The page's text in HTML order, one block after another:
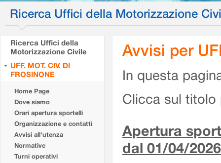
Ricerca Uffici della Motorizzazione
Ricerca Uffici della
Motorizzazione Civile
UFF. MOT. CIV. DI
FROSINONE
Home Page
Dove siamo
Orari apertura sportelli
Organizzazione e contatti
Avvisi all'utenza
Normative
Turni operativi
Avvisi per
In questa
Clicca sul titolo
Apertura
dal 01/04/2026